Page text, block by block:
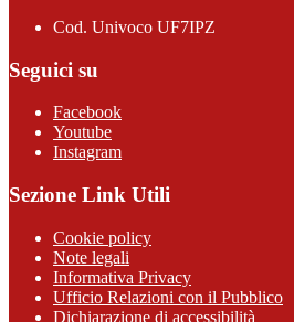
Cod. Univoco UF7IPZ
Seguici su
Facebook
Youtube
Instagram
Sezione Link Utili
Cookie policy
Note legali
Informativa Privacy
Ufficio Relazioni con il Pubblico
Dichiarazione di accessibilità